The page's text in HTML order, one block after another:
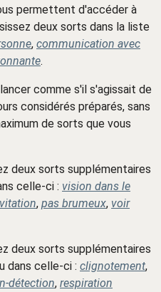
permettent d'accéder à
deux sorts dans la liste
, communication avec
.
comme s'il s'agissait de
considérés préparés, sans
de sorts que vous
deux sorts supplémentaires
celle-ci : vision dans le
, pas brumeux, voir
deux sorts supplémentaires
dans celle-ci : clignotement,
détection, respiration